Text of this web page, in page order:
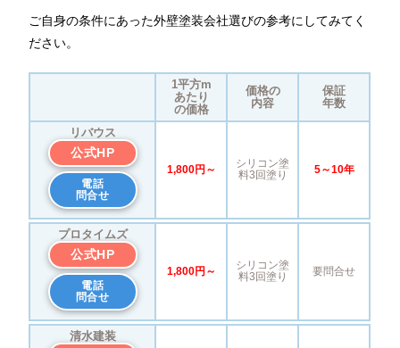
ご自身の条件にあった外壁塗装会社選びの参考にしてみてく
ださい。
1平方m
あたり
の価格
価格の
内容
保証
年数
リバウス
公式HP
電話
問合せ
1,800円～
シリコン塗
料3回塗り
5～10年
プロタイムズ
公式HP
電話
問合せ
1,800円～
シリコン塗
料3回塗り
要問合せ
清水建装